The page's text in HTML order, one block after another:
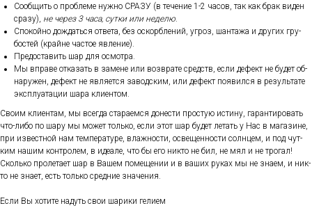
Со­об­щить о проб­ле­ме нуж­но СРА­ЗУ (в те­чение 1-2 ча­сов, так как брак ви­ден
сра­зу), не че­рез 3 ча­са, сут­ки или не­делю.
Спо­кой­но дож­дать­ся от­ве­та, без ос­кор­бле­ний, уг­роз, шан­та­жа и дру­гих гру­
бос­тей (край­не час­тое яв­ле­ние).
Пре­дос­та­вить шар для ос­мотра.
Мы впра­ве от­ка­зать в за­мене или воз­вра­те средств, ес­ли де­фект не бу­дет об­
на­ружен, де­фект не яв­ля­ет­ся за­вод­ским, или де­фект по­явил­ся в ре­зуль­та­те
экс­плу­ата­ции ша­ра кли­ен­том.
Сво­им кли­ен­там, мы всег­да ста­ра­ем­ся до­нес­ти прос­тую ис­ти­ну, га­ран­ти­ровать
что-ли­бо по ша­ру мы мо­жет толь­ко, ес­ли этот шар бу­дет ле­тать у Нас в ма­гази­не,
при из­вес­тной нам тем­пе­рату­ре, влаж­ности, ос­ве­щен­ности сол­нцем, и под чут­
ким на­шим кон­тро­лем, в иде­але, что бы его ник­то не бил, не мял и не тро­гал!
Сколь­ко про­лета­ет шар в Ва­шем по­меще­нии и в ва­ших ру­ках мы не зна­ем, и ник­
то не зна­ет, есть толь­ко сред­ние зна­чения.
Ес­ли Вы хо­тите на­дуть свои ша­рики ге­ли­ем